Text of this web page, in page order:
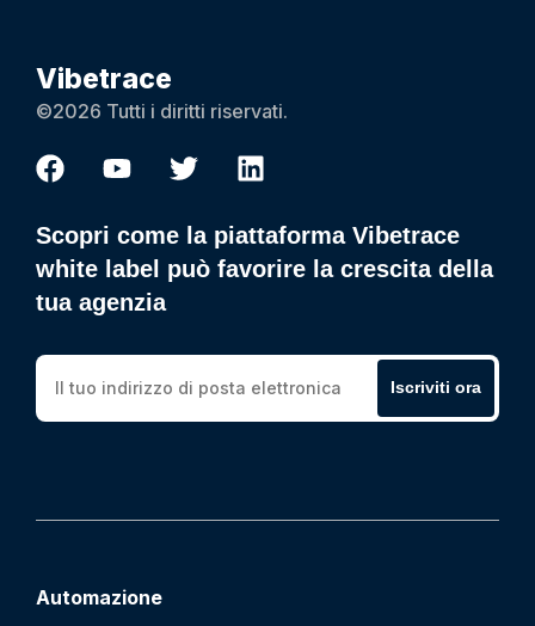
Vibetrace
©2026 Tutti i diritti riservati.
Scopri come la piattaforma Vibetrace
white label può favorire la crescita della
tua agenzia
Iscriviti ora
Automazione